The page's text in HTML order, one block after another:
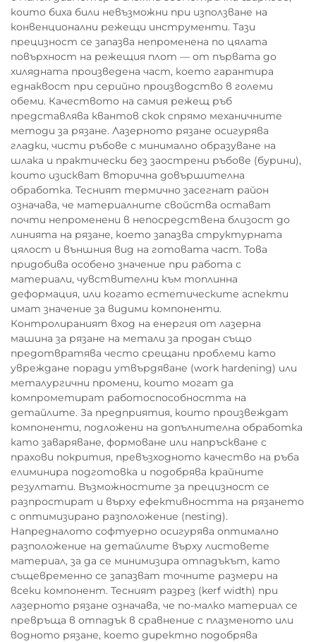
които биха били невъзможни при използване на
конвенционални режещи инструменти. Тази
прецизност се запазва непроменена по цялата
повърхност на режещия плот — от първата до
хилядната произведена част, което гарантира
еднаквост при серийно производство в големи
обеми. Качеството на самия режещ ръб
представлява квантов скок спрямо механичните
методи за рязане. Лазерното рязане осигурява
гладки, чисти ръбове с минимално образуване на
шлака и практически без заострени ръбове (бурини),
които изискват вторична довършителна
обработка. Тесният термично засегнат район
означава, че материалните свойства остават
почти непроменени в непосредствена близост до
линията на рязане, което запазва структурната
цялост и външния вид на готовата част. Това
придобива особено значение при работа с
материали, чувствителни към топлинна
деформация, или когато естетическите аспекти
имат значение за видими компоненти.
Контролираният вход на енергия от лазерна
машина за рязане на метали за продан също
предотвратява често срещани проблеми като
увреждане поради утвърдяване (work hardening) или
металургични промени, които могат да
компрометират работоспособността на
детайлите. За предприятия, които произвеждат
компоненти, подложени на допълнителна обработка
като заваряване, формоване или напръскване с
прахови покрития, превъзходното качество на ръба
елиминира подготовка и подобрява крайните
резултати. Възможностите за прецизност се
разпростират и върху ефективността на рязането
с оптимизирано разположение (nesting).
Напредналото софтуерно осигурява оптимално
разположение на детайлите върху листовете
материал, за да се минимизира отпадъкът, като
същевременно се запазват точните размери на
всеки компонент. Тесният разрез (kerf width) при
лазерното рязане означава, че по-малко материал се
превръща в отпадък в сравнение с плазменото или
водното рязане, което директно подобрява